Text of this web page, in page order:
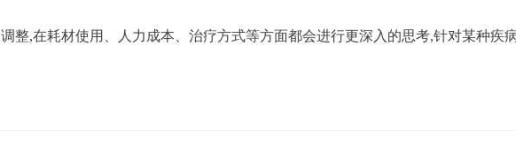
整,在耗材使用、人力成本、治疗方式等方面都会进行更深入的思考,针对某种疾